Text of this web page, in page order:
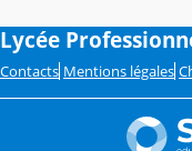
Lycée
Contacts Mentions légales